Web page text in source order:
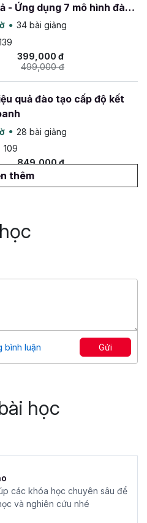
- Ứng dụng 7 mô hình đào
34 bài giảng
399,000 đ
499,000 đ
quả đào tạo cấp độ kết
28 bài giảng
109
849,000 đ
1,299,000 đ
17 bài giảng
299,900 đ
14 bài giảng
thêm
bình luận Gửi
học
các khóa học chuyên sâu để
và nghiên cứu nhé